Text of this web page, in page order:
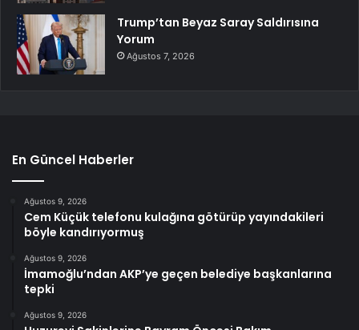
Trump’tan Beyaz Saray Saldırısına
Yorum
Ağustos 7, 2026
En Güncel Haberler
Ağustos 9, 2026
Cem Küçük telefonu kulağına götürüp yayındakileri
böyle kandırıyormuş
Ağustos 9, 2026
İmamoğlu’ndan AKP’ye geçen belediye başkanlarına
tepki
Ağustos 9, 2026